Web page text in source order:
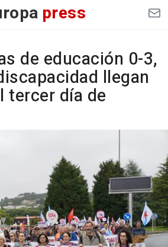
press
de educación 0-3,
llegan
tercer día de